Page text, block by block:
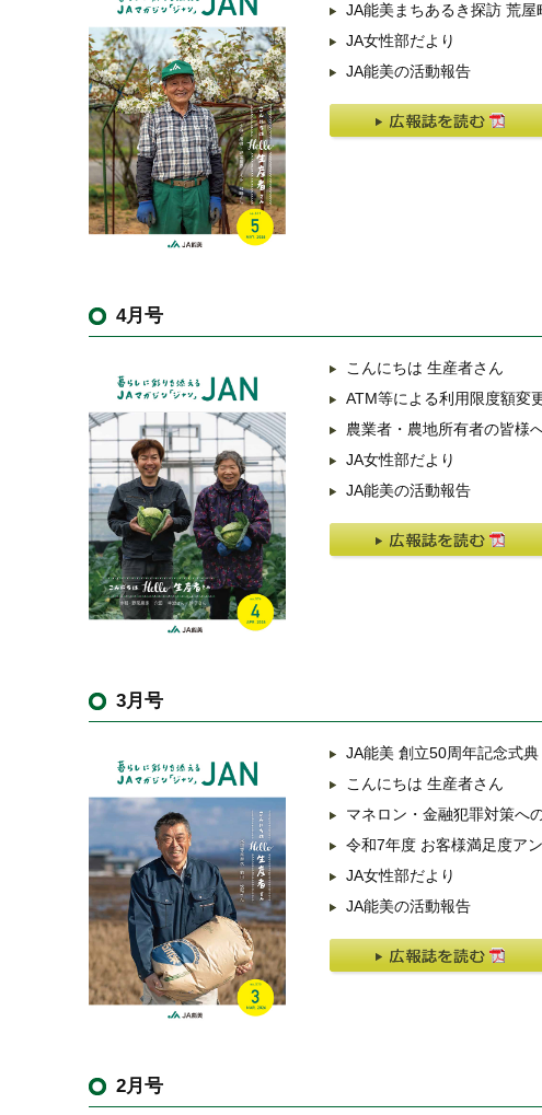
JA能美まちあるき探訪 荒屋
JA女性部だより
JA能美の活動報告
4月号
こんにちは 生産者さん
ATM等による利用限度額変
農業者・農地所有者の皆様
JA女性部だより
JA能美の活動報告
3月号
JA能美 創立50周年記念式
こんにちは 生産者さん
マネロン・金融犯罪対策へ
令和7年度 お客様満足度ア
JA女性部だより
JA能美の活動報告
2月号